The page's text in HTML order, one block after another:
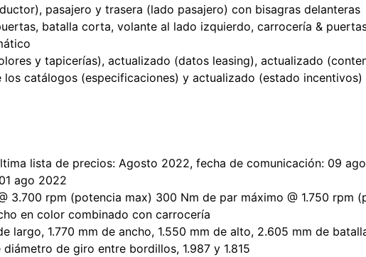
pasajero y trasera (lado pasajero) con bisagras delanteras
batalla corta, volante al lado izquierdo, carrocería &
y tapicerías), actualizado (datos leasing), actualizado
catálogos (especificaciones) y actualizado (estado incentivos)
lista de precios: Agosto 2022, fecha de comunicación: 09
ago 2022
3.700 rpm (potencia max) 300 Nm de par máximo @ 1.750
en color combinado con carrocería
largo, 1.770 mm de ancho, 1.550 mm de alto, 2.605 mm de
de giro entre bordillos, 1.987 y 1.815